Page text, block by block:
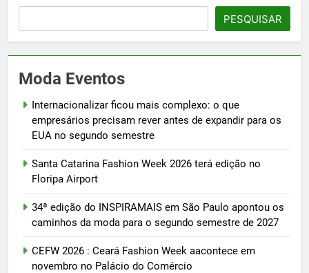
PESQUISAR
Moda Eventos
Internacionalizar ficou mais complexo: o que
empresários precisam rever antes de expandir para os
EUA no segundo semestre
Santa Catarina Fashion Week 2026 terá edição no
Floripa Airport
34ª edição do INSPIRAMAIS em São Paulo apontou os
caminhos da moda para o segundo semestre de 2027
CEFW 2026 : Ceará Fashion Week aacontece em
novembro no Palácio do Comércio